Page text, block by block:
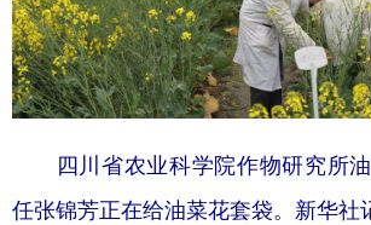
四川省农业科学院作物研究所
任张锦芳正在给油菜花套袋。新华社